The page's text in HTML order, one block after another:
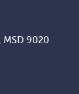
MSD 9020